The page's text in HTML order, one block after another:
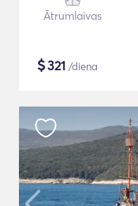
Ātrumlaivas
$321 /diena